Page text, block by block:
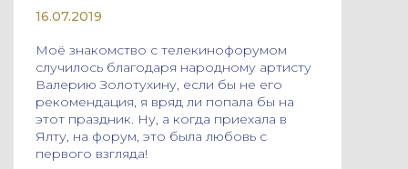
16.07.2019
Моё знакомство с телекинофорумом
случилось благодаря народному артисту
Валерию Золотухину, если бы не его
рекомендация, я вряд ли попала бы на
этот праздник. Ну, а когда приехала в
Ялту, на форум, это была любовь с
первого взгляда!